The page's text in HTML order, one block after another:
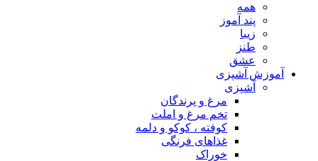
همه
پند آموز
زیبا
طنز
عشق
آموزش آشپزی
آشپزی
مرغ و پرندگان
تخم مرغ و املت
کوفته ، کوکو و دلمه
غذاهای فرنگی
خوراک